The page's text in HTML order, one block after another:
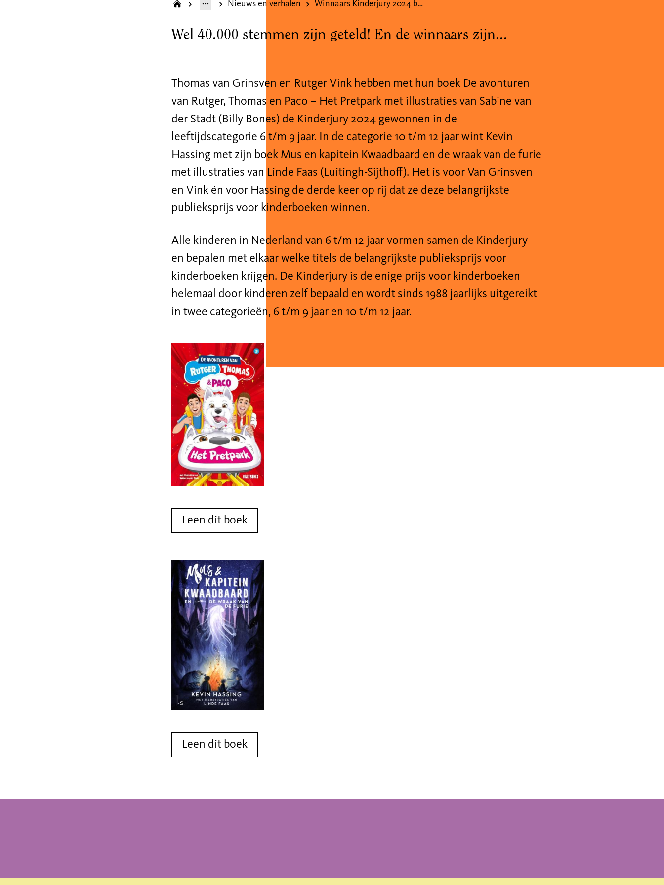
Nieuws en verhalen Winnaars Kinderjury 2024 bekend!
Wel 40.000 stemmen zijn geteld! En de winnaars zijn...
Thomas van Grinsven en Rutger Vink hebben met hun boek De avonturen
van Rutger, Thomas en Paco – Het Pretpark met illustraties van Sabine van
der Stadt (Billy Bones) de Kinderjury 2024 gewonnen in de
leeftijdscategorie 6 t/m 9 jaar. In de categorie 10 t/m 12 jaar wint Kevin
Hassing met zijn boek Mus en kapitein Kwaadbaard en de wraak van de furie
met illustraties van Linde Faas (Luitingh-Sijthoff). Het is voor Van Grinsven
en Vink én voor Hassing de derde keer op rij dat ze deze belangrijkste
publieksprijs voor kinderboeken winnen.
Alle kinderen in Nederland van 6 t/m 12 jaar vormen samen de Kinderjury
en bepalen met elkaar welke titels de belangrijkste publieksprijs voor
kinderboeken krijgen. De Kinderjury is de enige prijs voor kinderboeken
helemaal door kinderen zelf bepaald en wordt sinds 1988 jaarlijks uitgereikt
in twee categorieën, 6 t/m 9 jaar en 10 t/m 12 jaar.
Leen dit boek
Leen dit boek